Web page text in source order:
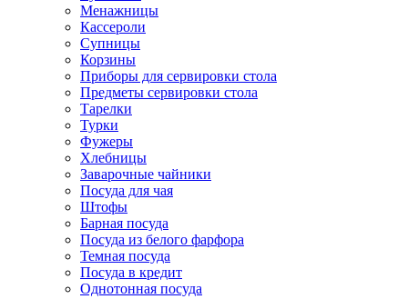
Менажницы
Кассероли
Супницы
Корзины
Приборы для сервировки стола
Предметы сервировки стола
Тарелки
Турки
Фужеры
Хлебницы
Заварочные чайники
Посуда для чая
Штофы
Барная посуда
Посуда из белого фарфора
Темная посуда
Посуда в кредит
Однотонная посуда